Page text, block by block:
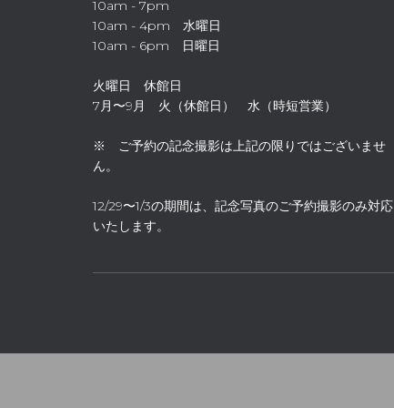
10am - 7pm
10am - 4pm 水曜日
10am - 6pm 日曜日
火曜日 休館日
7月〜9月 火（休館日） 水（時短営業）
※ ご予約の記念撮影は上記の限りではございませ
ん。
12/29〜1/3の期間は、記念写真のご予約撮影のみ対応
いたします。